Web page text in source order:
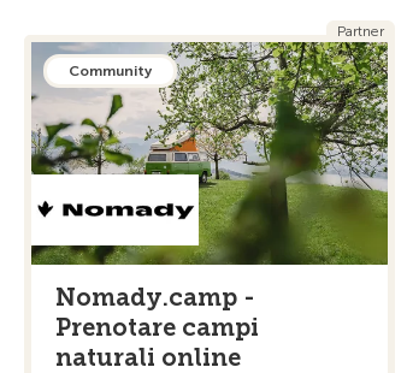
Partner
Community
Nomady.camp -
Prenotare campi
naturali online